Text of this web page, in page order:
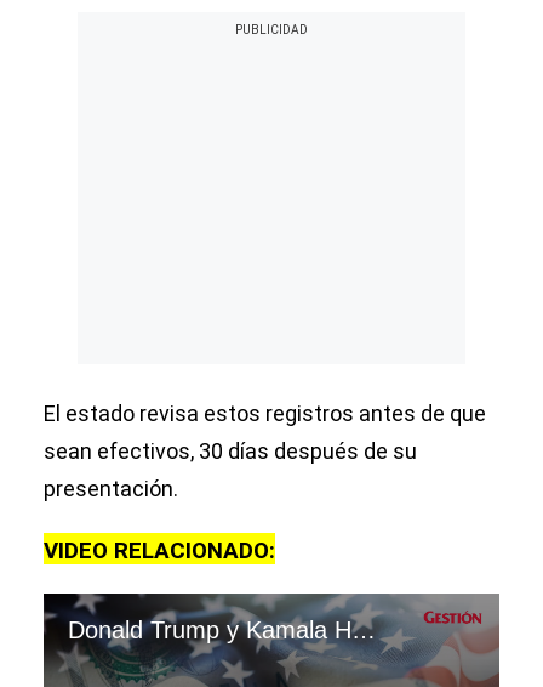
El estado revisa estos registros antes de que
sean efectivos, 30 días después de su
presentación.
VIDEO RELACIONADO:
Donald Trump y Kamala Harris se enfocan en economía, a dos meses de elecciones en EEUU